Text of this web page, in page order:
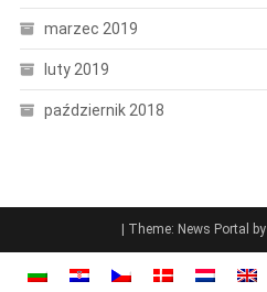
marzec 2019
luty 2019
październik 2018
Theme: News Portal by